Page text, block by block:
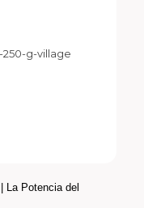
La Potencia del